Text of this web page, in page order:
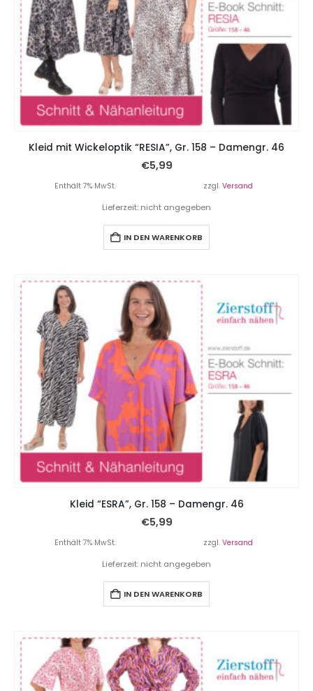
Kleid mit Wickeloptik “RESIA”, Gr. 158 – Damengr. 46
€5,99
Enthält 7% MwSt. zzgl. Versand
Lieferzeit: nicht angegeben
IN DEN WARENKORB
Kleid “ESRA”, Gr. 158 – Damengr. 46
€5,99
Enthält 7% MwSt. zzgl. Versand
Lieferzeit: nicht angegeben
IN DEN WARENKORB